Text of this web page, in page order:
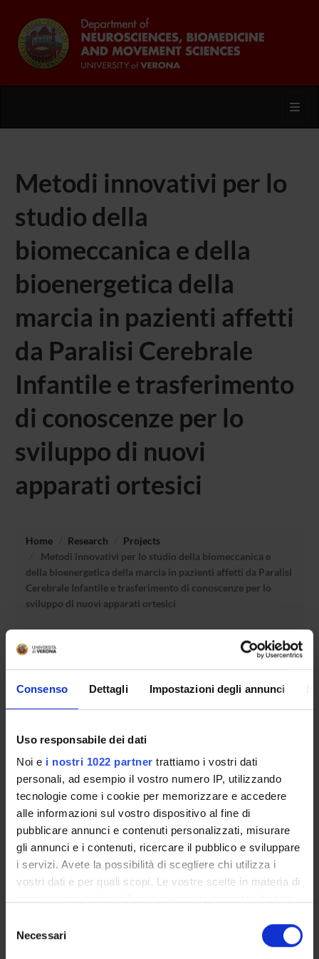
Consenso Dettagli Impostazioni degli annunci
Uso responsabile dei dati
Noi e i nostri 1022 partner trattiamo i vostri dati
personali, ad esempio il vostro numero IP, utilizzando
tecnologie come i cookie per memorizzare e accedere
alle informazioni sul vostro dispositivo al fine di
pubblicare annunci e contenuti personalizzati, misurare
gli annunci e i contenuti, ricercare il pubblico e sviluppare
i servizi. Avete la possibilità di scegliere chi utilizza i
vostri dati e per quali scopi. Le vostre scelte in materia di
modificare o revocare il proprio consenso in qualsiasi
momento dalla Dichiarazione sui cookie o facendo clic
delNecessari
Metodi innovativi per lo
studio della
biomeccanica e della
bioenergetica della
marcia in pazienti affetti
da Paralisi Cerebrale
Infantile e trasferimento
di conoscenze per lo
sviluppo di nuovi
apparati ortesici
Home Research
Projects
Metodi innovativi per lo studio della biomeccanica e
della bioenergetica della marcia in pazienti affetti da Paralisi
Cerebrale Infantile e trasferimento di conoscenze per lo
sviluppo di nuovi apparati ortesici
Starting date
Duration (months)
SECTIONS
Movement Sciences Section
ACTIVITIES
SECTIONS